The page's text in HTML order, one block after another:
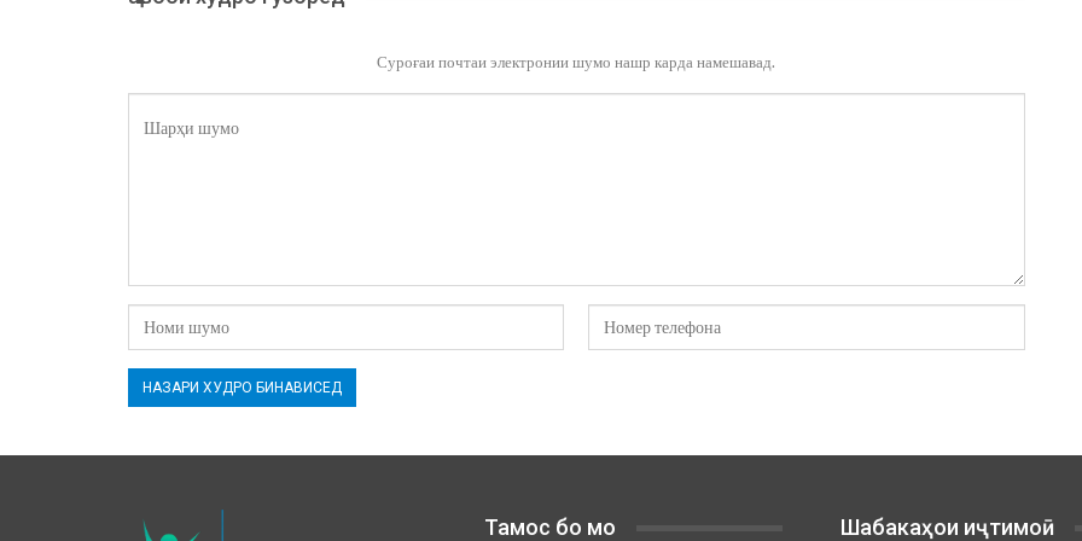
Суроғаи почтаи электронии шумо нашр карда намешавад.
Тамос бо мо Шабакаҳои иҷтимоӣ